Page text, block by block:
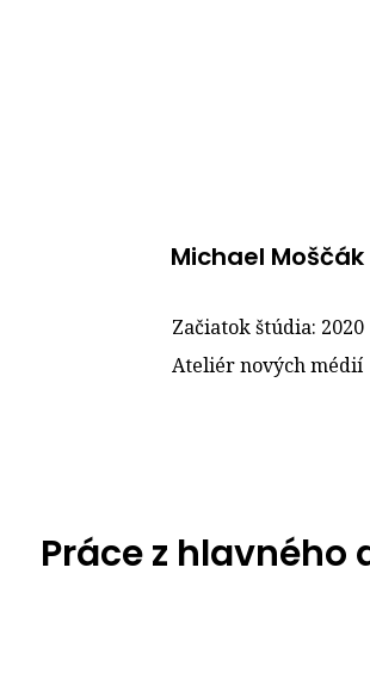
Michael Moščák
Začiatok štúdia: 2020
Ateliér nových médií
Práce z hlavného